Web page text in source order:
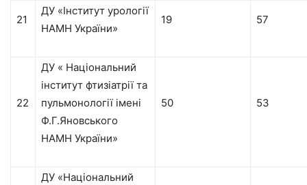
21
ДУ «Інститут урології
НАМН України»
19 57
22
ДУ « Національний
інститут фтизіатрії та
пульмонології імені
Ф.Г.Яновського
НАМН України»
50 53
ДУ «Національний